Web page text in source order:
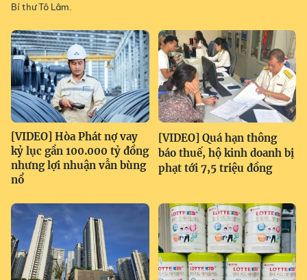
Bí thư Tô Lâm.
[VIDEO] Hòa Phát nợ vay
kỷ lục gần 100.000 tỷ đồng
nhưng lợi nhuận vẫn bùng
nổ
[VIDEO] Quá hạn thông
báo thuế, hộ kinh doanh bị
phạt tới 7,5 triệu đồng